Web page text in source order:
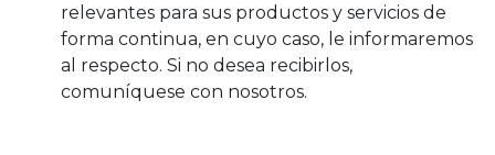
relevantes para sus productos y servicios de
forma continua, en cuyo caso, le informaremos
al respecto. Si no desea recibirlos,
comuníquese con nosotros.